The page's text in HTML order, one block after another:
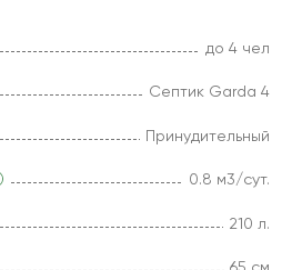
до 4 чел
Септик Garda 4
Принудительный
0.8 м3/сут.
210 л.